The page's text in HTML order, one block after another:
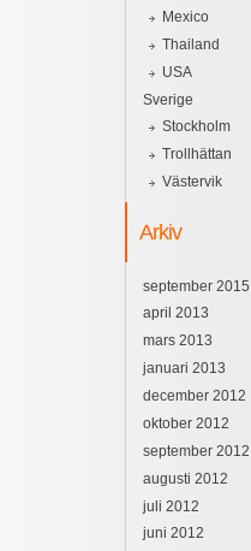
Mexico
Thailand
USA
Sverige
Stockholm
Trollhättan
Västervik
Arkiv
september 2015
april 2013
mars 2013
januari 2013
december 2012
oktober 2012
september 2012
augusti 2012
juli 2012
juni 2012